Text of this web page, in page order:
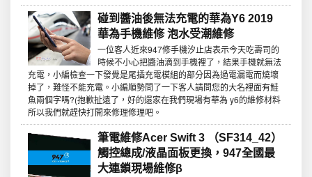
碰到醬油後無法充電的華為Y6 2019
華為手機維修 泡水受潮維修
一位客人近來947修手機汐止店表示今天吃壽司的
時候不小心把醬油滴到手機裡了，結果手機就無法
充電，小編檢查一下發覺是尾插充電模組的部分因為過電漏電而燒壞
掉了，難怪不能充電。小編順勢問了一下客人請問您的大名裡面有鮭
魚兩個字嗎?(抱歉扯遠了，好的還家在我們現場有華為 y6的維修材料
所以我們就趕快打開來修理修理吧。
筆電維修Acer Swift 3 （SF314_42）
觸控總成/液晶面板更換，947全國最
大連鎖現場維修β